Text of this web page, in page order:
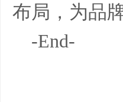
布局，为品
-End-